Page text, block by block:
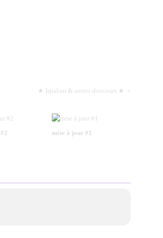
★ Ispahan & autres douceurs ★
mise à jour #1